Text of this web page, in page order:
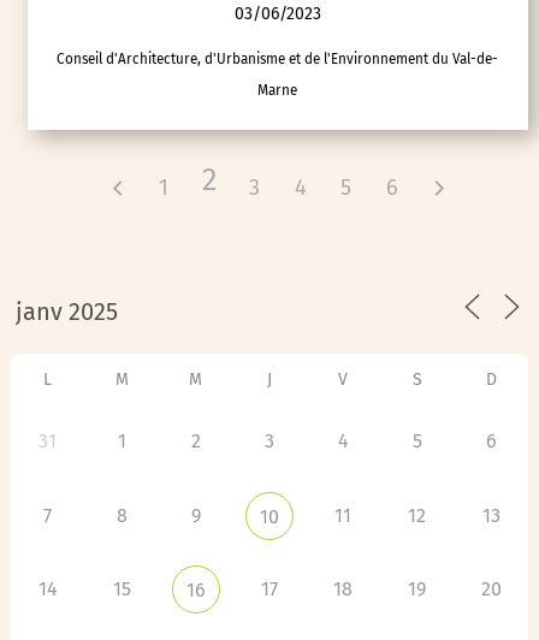
03/06/2023
Conseil d'Architecture, d'Urbanisme et de l'Environnement du Val-de-
Marne
1 2 3 4 5 6
L M M J V S D
31 1 2 3 4 5 6
7 8 9 10 11 12 13
14 15 16 17 18 19 20